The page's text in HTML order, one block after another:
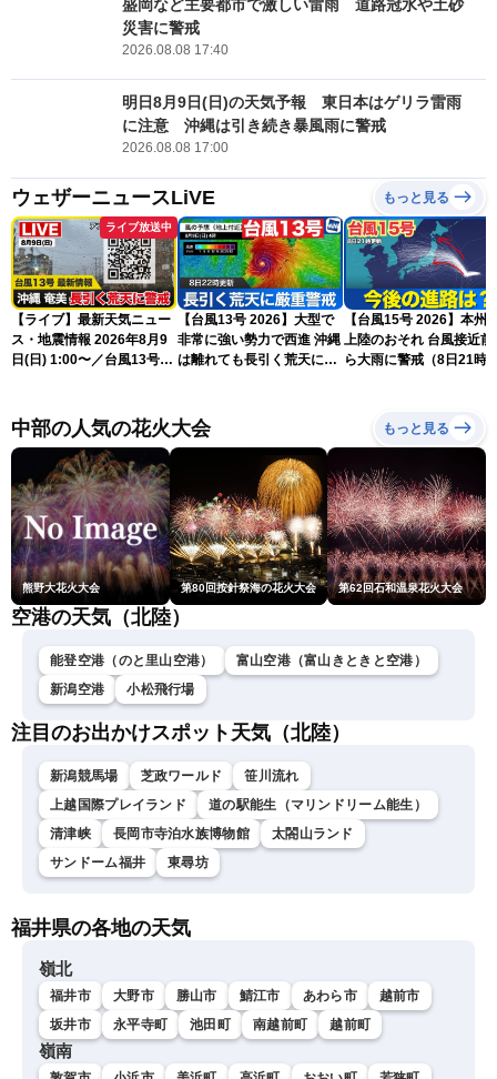
盛岡など主要都市で激しい雷雨 道路冠水や土砂
災害に警戒
2026.08.08 17:40
明日8月9日(日)の天気予報 東日本はゲリラ雷雨
に注意 沖縄は引き続き暴風雨に警戒
2026.08.08 17:00
ウェザーニュースLiVE もっと見る
ライブ放送中
【ライブ】最新天気ニュー
ス・地震情報 2026年8月9
日(日) 1:00〜／台風13号・
LiVE〉
【台風13号 2026】大型で
非常に強い勢力で西進 沖縄
は離れても長引く荒天に厳
【台風15号 2026】本州
上陸のおそれ 台風接近前
ら大雨に警戒（8日21時
中部の人気の花火大会 もっと見る
熊野大花火大会 第80回按針祭海の花火大会 第62回石和温泉花火大会
空港の天気（北陸）
能登空港（のと里山空港）
富山空港（富山きときと空港）
新潟空港
小松飛行場
注目のお出かけスポット天気（北陸）
新潟競馬場 芝政ワールド
笹川流れ
上越国際プレイランド
道の駅能生（マリンドリーム能生）
清津峡
長岡市寺泊水族博物館
太閤山ランド
サンドーム福井
東尋坊
福井県の各地の天気
嶺北
福井市 大野市 勝山市 鯖江市 あわら市
越前市
坂井市
永平寺町 池田町 南越前町 越前町
嶺南